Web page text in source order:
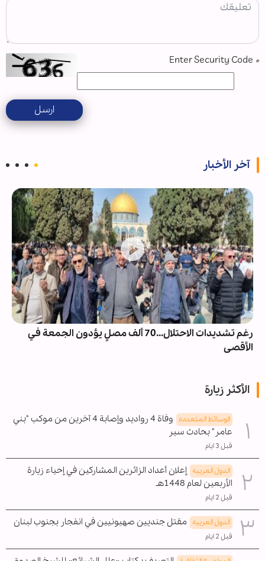
*
ارسل
آخر الأخبار
رغم تشديدات الاحتلال...70 ألف مصلٍ يؤدون الجمعة في
الأقصى
الأكثر زيارة
الوسائط المتعدده
وفاة 4 رواديد وإصابة 4 آخرين من موكب "بني
عامر" بحادث سير
قبل 3 ايام
الدول العربیه إعلان أعداد الزائرين المشاركين في إحياء زيارة
الأربعين لعام 1448هـ
قبل 2 ايام
الدول العربیه مقتل جنديين صهيونيين في انفجار بجنوب لبنان
قبل 2 ايام